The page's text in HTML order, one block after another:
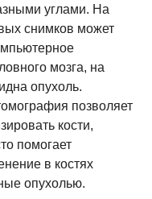
углами. На
снимков может
мозга, на
опухоль.
позволяет
кости,
помогает
в костях
опухолью.